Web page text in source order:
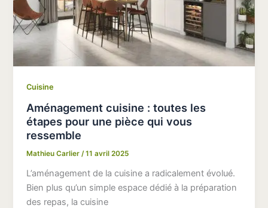
Cuisine
Aménagement cuisine : toutes les
étapes pour une pièce qui vous
ressemble
Mathieu Carlier /11 avril 2025
L’aménagement de la cuisine a radicalement évolué.
Bien plus qu’un simple espace dédié à la préparation
des repas, la cuisine